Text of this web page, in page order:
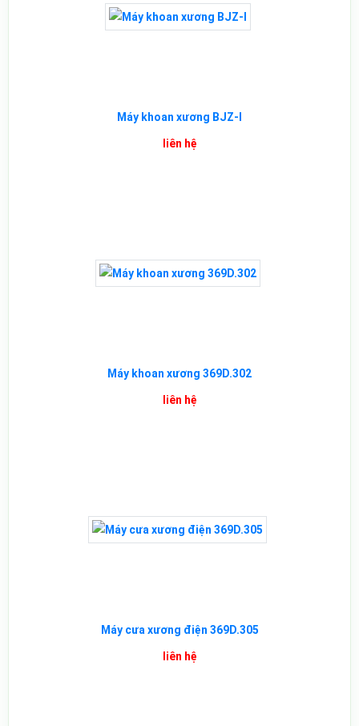
Máy khoan xương BJZ-I
liên hệ
Máy khoan xương 369D.302
liên hệ
Máy cưa xương điện 369D.305
liên hệ